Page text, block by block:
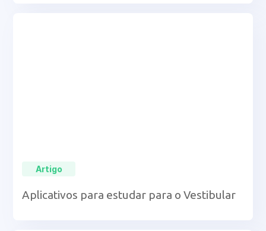
Artigo
Aplicativos para estudar para o Vestibular